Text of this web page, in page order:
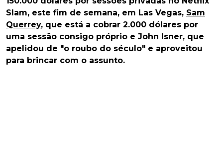
Slam, este fim de semana, em Las Vegas, Sam
Querrey, que está a cobrar 2.000 dólares por
uma sessão consigo próprio e John Isner, que
apelidou de "o roubo do século" e aproveitou
para brincar com o assunto.